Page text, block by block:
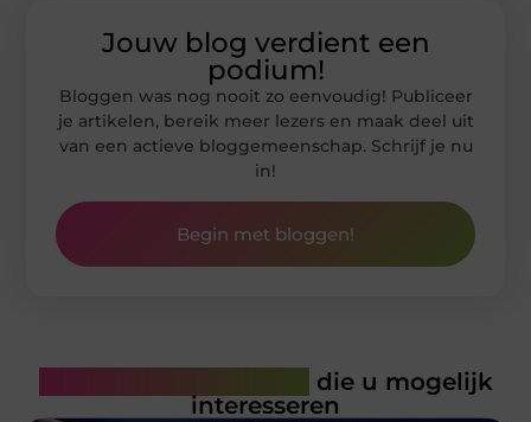
Jouw blog verdient een
podium!
Bloggen was nog nooit zo eenvoudig! Publiceer
je artikelen, bereik meer lezers en maak deel uit
van een actieve bloggemeenschap. Schrijf je nu
in!
Begin met bloggen!
die u mogelijk
interesseren